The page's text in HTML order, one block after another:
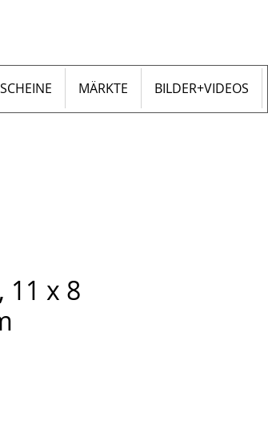
MÄRKTE BILDER+VIDEOS
11 x 8